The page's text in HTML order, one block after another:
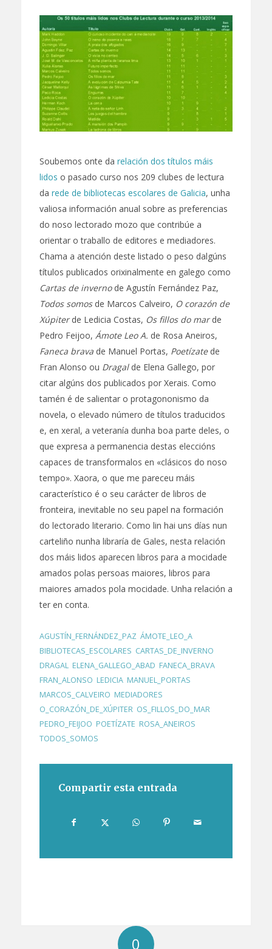
Soubemos onte da relación dos títulos máis
lidos o pasado curso nos 209 clubes de lectura
da rede de bibliotecas escolares de Galicia, unha
valiosa información anual sobre as preferencias
do noso lectorado mozo que contribúe a
orientar o traballo de editores e mediadores.
Chama a atención deste listado o peso dalgúns
títulos publicados orixinalmente en galego como
Cartas de invernode Agustín Fernández Paz,
Todos somosde Marcos Calveiro, O corazón de
Xúpiterde Ledicia Costas, Os fillos do marde
Pedro Feijoo, Ámote Leo A. de Rosa Aneiros,
Faneca bravade Manuel Portas, Poetízatede
Fran Alonso ou Dragalde Elena Gallego, por
citar algúns dos publicados por Xerais. Como
tamén é de salientar o protagononismo da
novela, o elevado número de títulos traducidos
e, en xeral, a veteranía dunha boa parte deles, o
que expresa a permanencia destas eleccións
capaces de transformalos en «clásicos do noso
tempo». Xaora, o que me pareceu máis
característico é o seu carácter de libros de
fronteira, inevitable no seu papel na formación
do lectorado literario. Como lin hai uns días nun
carteliño nunha libraría de Gales, nesta relación
dos máis lidos aparecen libros para a mocidade
amados polas persoas maiores, libros para
maiores amados pola mocidade. Unha relación a
ter en conta.
AGUSTÍN_FERNÁNDEZ_PAZ ÁMOTE_LEO_A,
BIBLIOTECAS_ESCOLARES CARTAS_DE_INVERNO
DRAGAL, ELENA_GALLEGO_ABAD FANECA_BRAVA,
FRAN_ALONSO LEDICIA, MANUEL_PORTAS
MARCOS_CALVEIRO MEDIADORES
O_CORAZÓN_DE_XÚPITER, OS_FILLOS_DO_MAR,
PEDRO_FEIJOO POETÍZATE ROSA_ANEIROS
TODOS_SOMOS
Compartir esta entrada
0